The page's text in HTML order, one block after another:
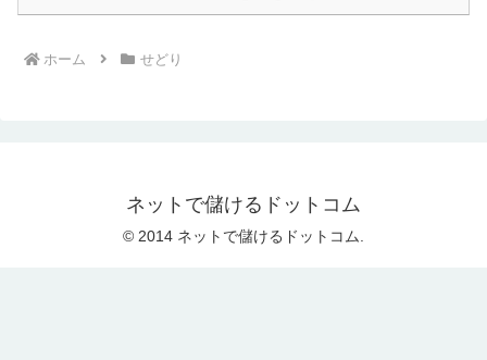
ホーム せどり
ネットで儲けるドットコム
© 2014 ネットで儲けるドットコム.